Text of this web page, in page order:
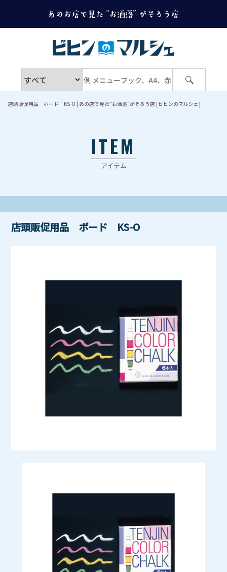
店頭販促用品 ボード KS-O | あの店で見た“お洒落”がそろう店 [ビヒンのマルシェ]
ITEM
アイテム
店頭販促用品 ボード KS-O